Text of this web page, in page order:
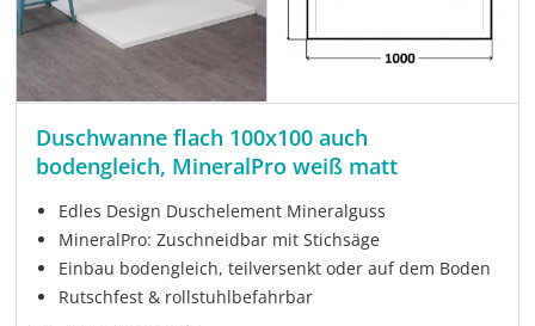
Duschwanne flach 100x100 auch
bodengleich, MineralPro weiß matt
Edles Design Duschelement Mineralguss
MineralPro: Zuschneidbar mit Stichsäge
Einbau bodengleich, teilversenkt oder auf dem Boden
Rutschfest & rollstuhlbefahrbar